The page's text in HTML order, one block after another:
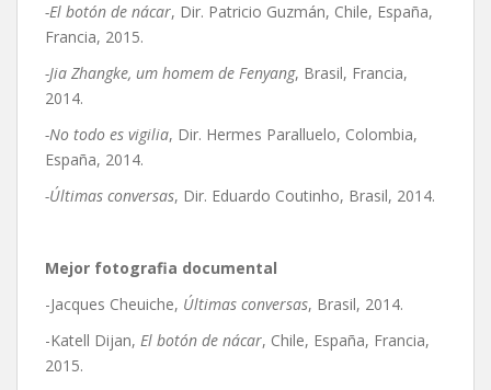
-El botón de nácar, Dir. Patricio Guzmán, Chile, España,
Francia, 2015.
-Jia Zhangke, um homem de Fenyang, Brasil, Francia,
2014.
-No todo es vigilia, Dir. Hermes Paralluelo, Colombia,
España, 2014.
-Últimas conversas, Dir. Eduardo Coutinho, Brasil, 2014.
Mejor fotografia documental
-Jacques Cheuiche, Últimas conversas, Brasil, 2014.
-Katell Dijan, El botón de nácar, Chile, España, Francia,
2015.